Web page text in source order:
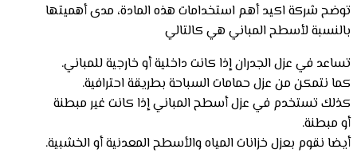
توضح شركة اكيد أهم استخدامات هذه المادة، مدى أهميتها
بالنسبة لأسطح المباني هي كالتالي
تساعد في عزل الجدران إذا كانت داخلية أو خارجية للمباني.
كما نتمكن من عزل حمامات السباحة بطريقة احترافية.
كذلك تستخدم في عزل أسطح المباني إذا كانت غير مبطنة
أو مبطنة.
أيضا نقوم بعزل خزانات المياه والأسطح المعدنية أو الخشبية.